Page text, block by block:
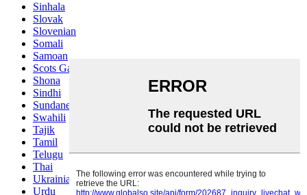
Sinhala
Slovak
Slovenian
Somali
Samoan
Scots Gaelic
Shona
Sindhi
Sundanese
Swahili
Tajik
Tamil
Telugu
Thai
Ukrainian
Urdu